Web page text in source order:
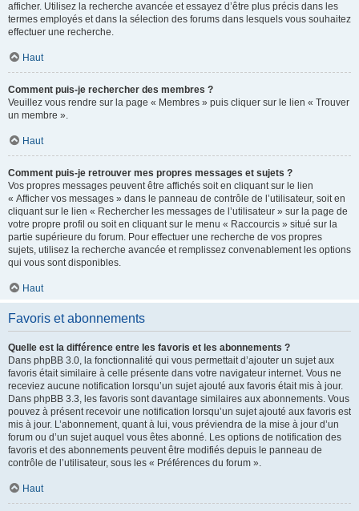
afficher. Utilisez la recherche avancée et essayez d’être plus précis dans les
termes employés et dans la sélection des forums dans lesquels vous souhaitez
effectuer une recherche.
Haut
Comment puis-je rechercher des membres ?
Veuillez vous rendre sur la page « Membres » puis cliquer sur le lien « Trouver
un membre ».
Haut
Comment puis-je retrouver mes propres messages et sujets ?
Vos propres messages peuvent être affichés soit en cliquant sur le lien
« Afficher vos messages » dans le panneau de contrôle de l’utilisateur, soit en
cliquant sur le lien « Rechercher les messages de l’utilisateur » sur la page de
votre propre profil ou soit en cliquant sur le menu « Raccourcis » situé sur la
partie supérieure du forum. Pour effectuer une recherche de vos propres
sujets, utilisez la recherche avancée et remplissez convenablement les options
qui vous sont disponibles.
Haut
Favoris et abonnements
Quelle est la différence entre les favoris et les abonnements ?
Dans phpBB 3.0, la fonctionnalité qui vous permettait d’ajouter un sujet aux
favoris était similaire à celle présente dans votre navigateur internet. Vous ne
receviez aucune notification lorsqu’un sujet ajouté aux favoris était mis à jour.
Dans phpBB 3.3, les favoris sont davantage similaires aux abonnements. Vous
pouvez à présent recevoir une notification lorsqu’un sujet ajouté aux favoris est
mis à jour. L’abonnement, quant à lui, vous préviendra de la mise à jour d’un
forum ou d’un sujet auquel vous êtes abonné. Les options de notification des
favoris et des abonnements peuvent être modifiés depuis le panneau de
contrôle de l’utilisateur, sous les « Préférences du forum ».
Haut